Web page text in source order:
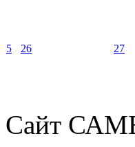
5 26 27
Сайт